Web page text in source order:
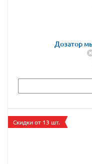
Скидки от 13 шт.